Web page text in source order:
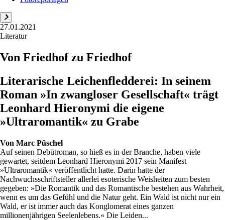
27.01.2021
Literatur
Von Friedhof zu Friedhof
Literarische Leichenfledderei: In seinem
Roman »In zwangloser Gesellschaft« trägt
Leonhard Hieronymi die eigene
»Ultraromantik« zu Grabe
Von Marc Püschel
Auf seinen Debütroman, so hieß es in der Branche, haben viele
gewartet, seitdem Leonhard Hieronymi 2017 sein Manifest
»Ultraromantik« veröffentlicht hatte. Darin hatte der
Nachwuchsschriftsteller allerlei esoterische Weisheiten zum besten
gegeben: »Die Romantik und das Romantische bestehen aus Wahrheit,
wenn es um das Gefühl und die Natur geht. Ein Wald ist nicht nur ein
Wald, er ist immer auch das Konglomerat eines ganzen
millionenjährigen Seelenlebens.« Die Leiden...